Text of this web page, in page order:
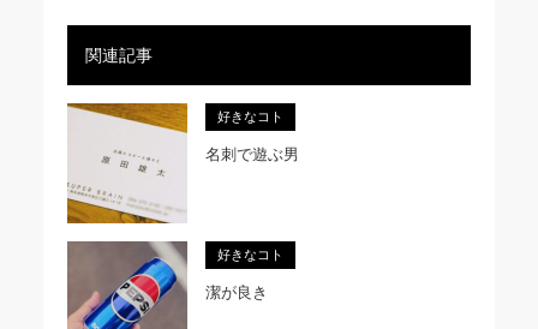
関連記事
好きなコト
名刺で遊ぶ男
好きなコト
潔が良き